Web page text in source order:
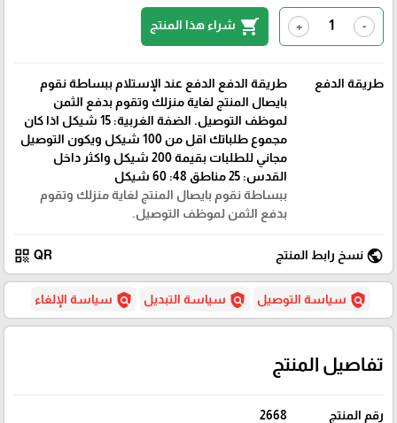
-
+
shopping_cart شراء هذا المنتج
طريقة الدفع
طريقة الدفع الدفع عند الإستلام ببساطة نقوم
بايصال المنتج لغاية منزلك وتقوم بدفع الثمن
لموظف التوصيل. الضفة الغربية: 15 شيكل اذا كان
مجموع طلباتك اقل من 100 شيكل ويكون التوصيل
مجاني للطلبات بقيمة 200 شيكل واكثر داخل
القدس: 25 مناطق 48: 60 شيكل
ببساطة نقوم بايصال المنتج لغاية منزلك وتقوم
بدفع الثمن لموظف التوصيل.
public نسخ رابط المنتج QR
qr_code
policy سياسة التوصيل policy سياسة التبديل policy سياسة الإلغاء
تفاصيل المنتج
رقم المنتج 2668